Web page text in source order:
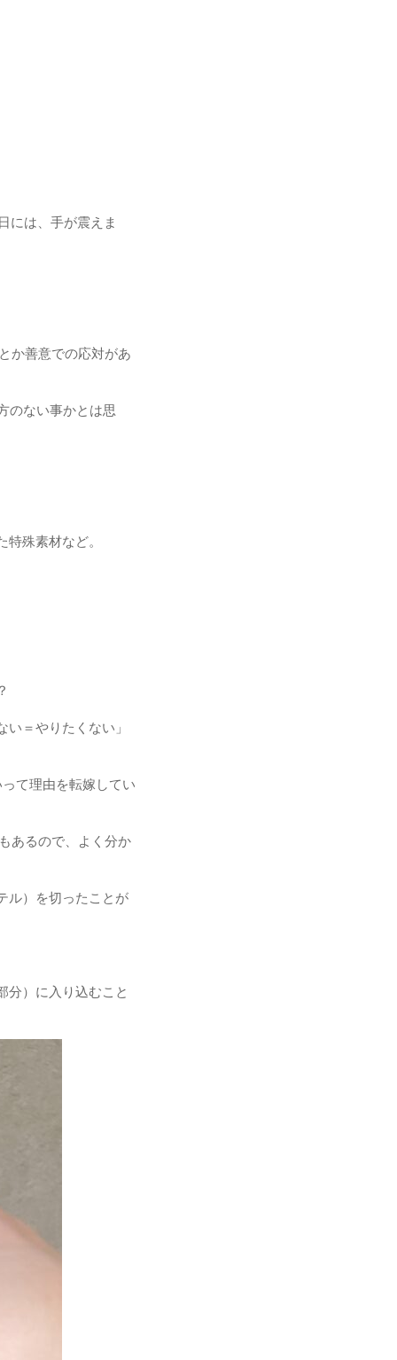
には、手が震えま
か善意での応対があ
のない事かとは思
殊素材など。
＝やりたくない」
て理由を転嫁してい
あるので、よく分か
ル）を切ったことが
分）に入り込むこと